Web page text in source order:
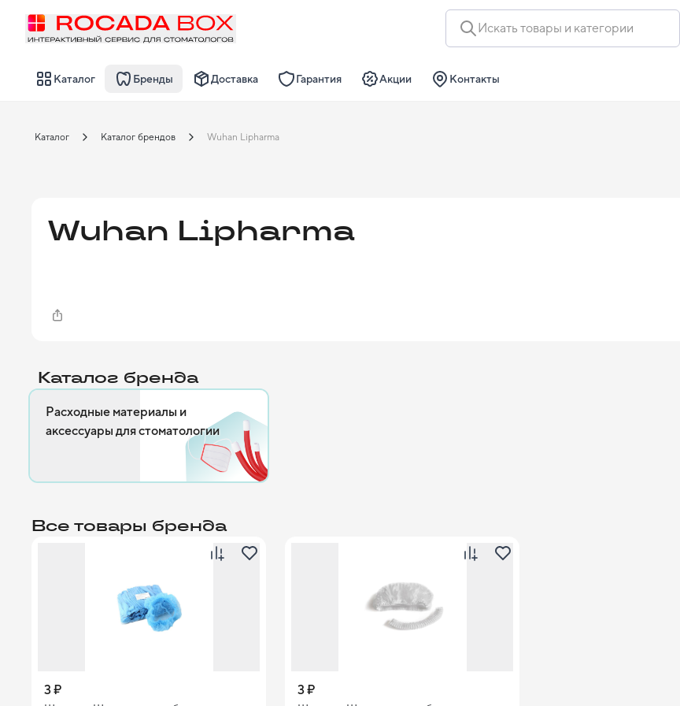
Искать товары и категории
Каталог Бренды Доставка Гарантия Акции Контакты
Каталог Каталог брендов Wuhan Lipharma
Wuhan Lipharma
Каталог бренда
Расходные материалы и
аксессуары для стоматологии
Все товары бренда
3 ₽ 3 ₽